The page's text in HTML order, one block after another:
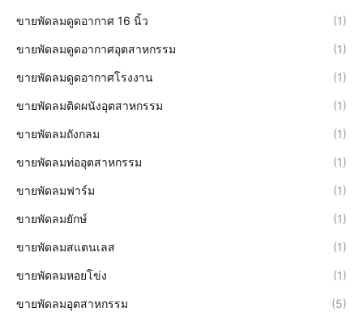
ขายพัดลมดูดอากาศ 16 นิ้ว (1)
ขายพัดลมดูดอากาศอุตสาหกรรม (1)
ขายพัดลมดูดอากาศโรงงาน (1)
ขายพัดลมติดผนังอุตสาหกรรม (1)
ขายพัดลมถังกลม (1)
ขายพัดลมท่ออุตสาหกรรม (1)
ขายพัดลมฟาร์ม (1)
ขายพัดลมยักษ์ (1)
ขายพัดลมสแตนเลส (1)
ขายพัดลมหอยโข่ง (1)
ขายพัดลมอุตสาหกรรม (5)